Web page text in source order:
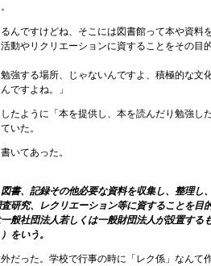
んですけどね、そこには図書館って本や資料
動やリクリエーションに資することをその目
強する場所、じゃないんですよ、積極的な文
ですよね。」
たように「本を提供し、本を読んだり勉強し
いた。
いてあった。
書、記録その他必要な資料を収集し、整理し
研究、レクリエーション等に資することを目
般社団法人若しくは一般財団法人が設置する
をいう。
だった。学校で行事の時に「レク係」なんて